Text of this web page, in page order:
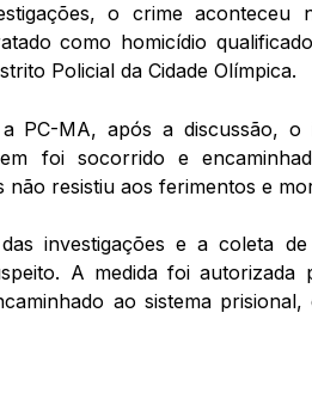
o crime
como homicídio
Policial da Cidade Olímpica.
PC-MA, após a discussão, o
foi socorrido e
não resistiu aos ferimentos e
investigações e a coleta
A medida foi
ao sistema